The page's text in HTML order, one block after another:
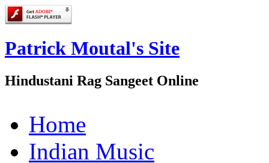
Patrick Moutal's Site
Hindustani Rag Sangeet Online
Home
Indian Music